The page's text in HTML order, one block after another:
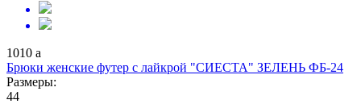
1010 a
Брюки женские футер с лайкрой "СИЕСТА" ЗЕЛЕНЬ ФБ-24
Размеры:
44